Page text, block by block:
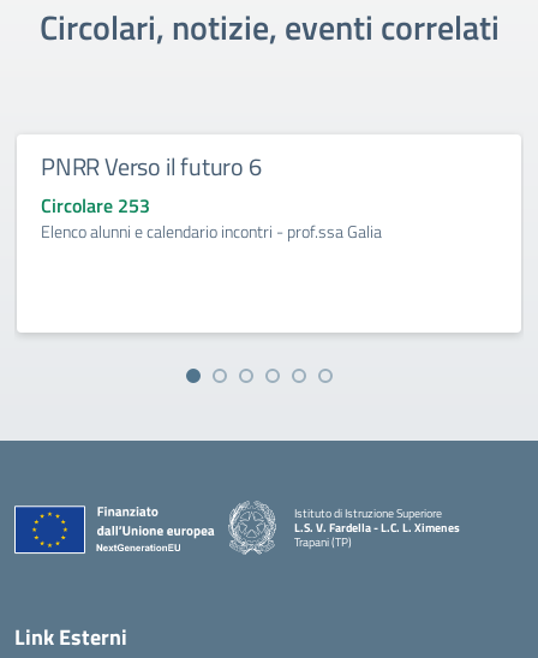
Circolari, notizie, eventi correlati
PNRR Verso il futuro 6
Circolare 253
Elenco alunni e calendario incontri - prof.ssa Galia
Istituto di Istruzione Superiore
L.S. V. Fardella - L.C. L. Ximenes
Trapani (TP)
Link Esterni